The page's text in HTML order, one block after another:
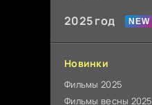
2025 год
Новинки
Фильмы 2025
Фильмы весны 2025